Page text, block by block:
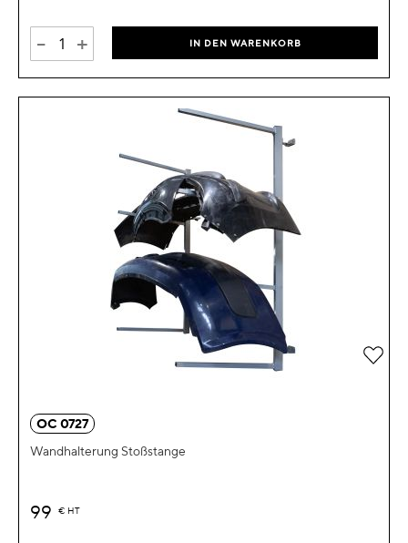
- + IN DEN WARENKORB
OC 0727
Wandhalterung Stoßstange
99 € HT
Zur